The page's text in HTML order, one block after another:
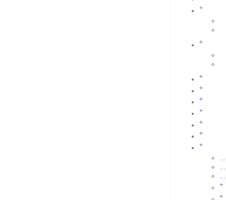
+
+
+
+
+
+
+
+
+
...
...
...
+
+